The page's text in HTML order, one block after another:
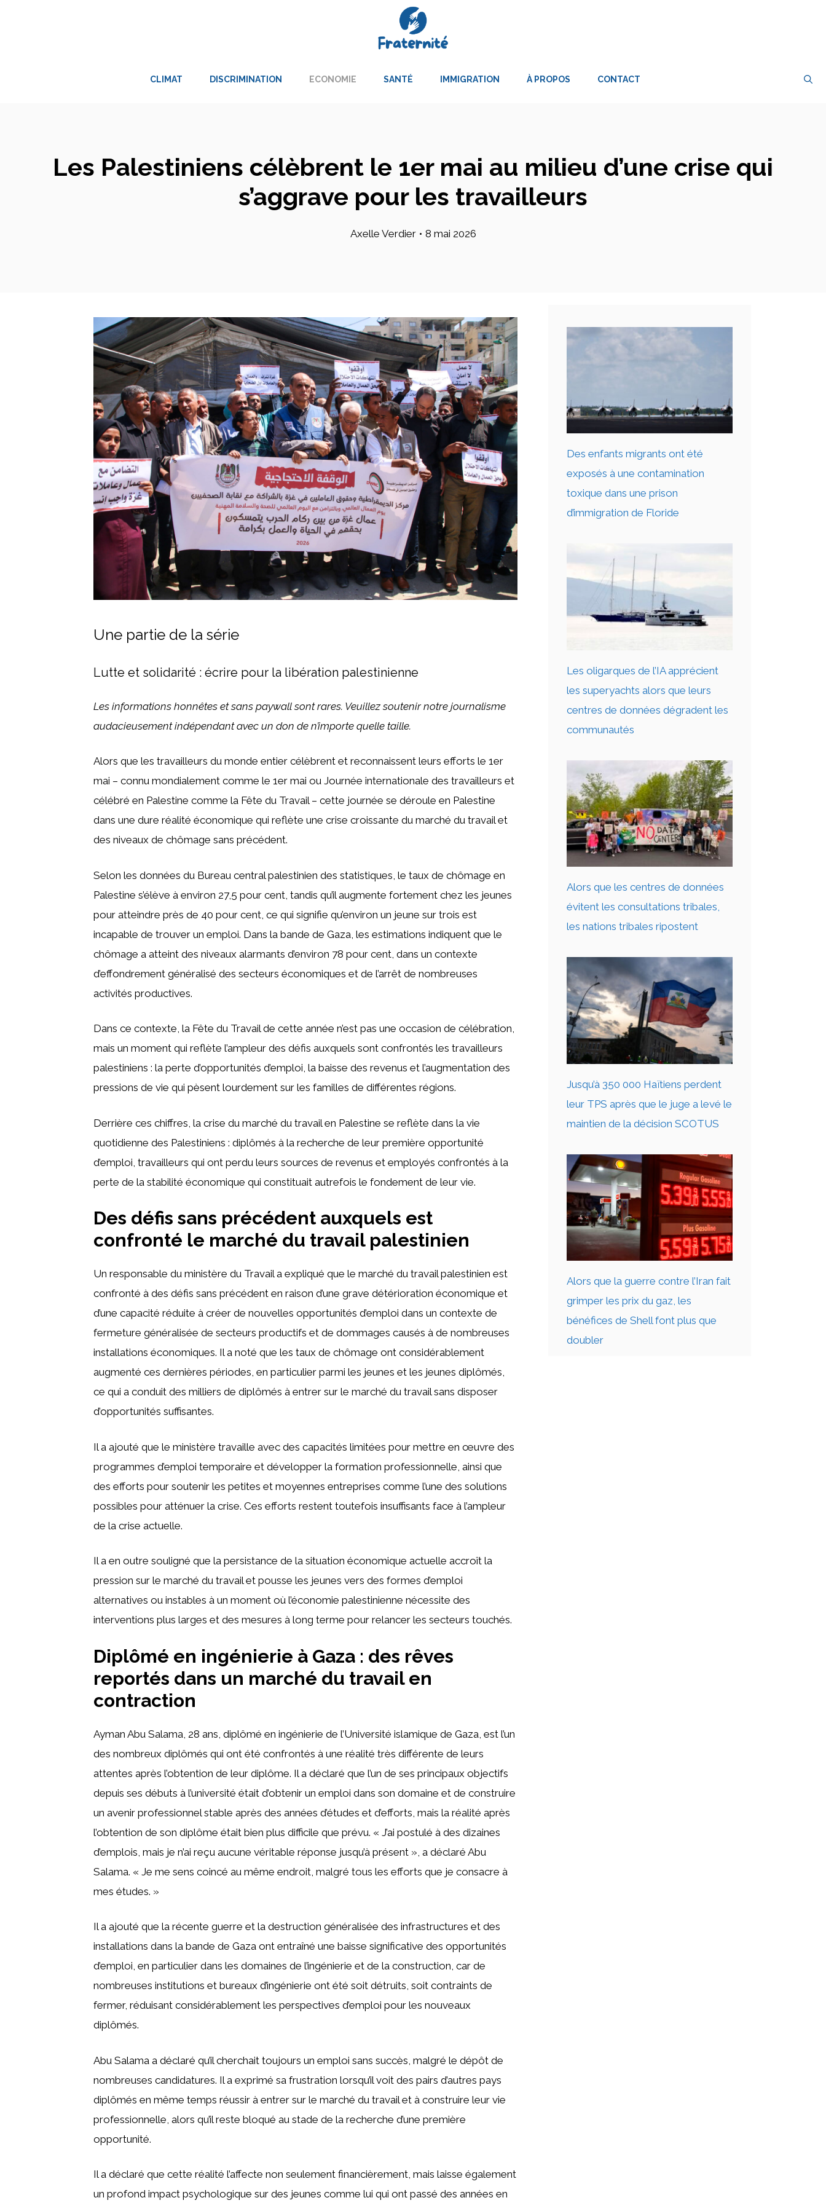
CLIMAT DISCRIMINATION ECONOMIE SANTÉ IMMIGRATION À PROPOS CONTACT
Les Palestiniens célèbrent le 1er mai au milieu d’une crise qui
s’aggrave pour les travailleurs
Axelle Verdier • 8 mai 2026
Une partie de la série
Lutte et solidarité : écrire pour la libération palestinienne
Les informations honnêtes et sans paywall sont rares. Veuillez soutenir notre journalisme
audacieusement indépendant avec un don de n’importe quelle taille.
Alors que les travailleurs du monde entier célèbrent et reconnaissent leurs efforts le 1er
mai – connu mondialement comme le 1er mai ou Journée internationale des travailleurs et
célébré en Palestine comme la Fête du Travail – cette journée se déroule en Palestine
dans une dure réalité économique qui reflète une crise croissante du marché du travail et
des niveaux de chômage sans précédent.
Selon les données du Bureau central palestinien des statistiques, le taux de chômage en
Palestine s’élève à environ 27,5 pour cent, tandis qu’il augmente fortement chez les jeunes
pour atteindre près de 40 pour cent, ce qui signifie qu’environ un jeune sur trois est
incapable de trouver un emploi. Dans la bande de Gaza, les estimations indiquent que le
chômage a atteint des niveaux alarmants d’environ 78 pour cent, dans un contexte
d’effondrement généralisé des secteurs économiques et de l’arrêt de nombreuses
activités productives.
Dans ce contexte, la Fête du Travail de cette année n’est pas une occasion de célébration,
mais un moment qui reflète l’ampleur des défis auxquels sont confrontés les travailleurs
palestiniens : la perte d’opportunités d’emploi, la baisse des revenus et l’augmentation des
pressions de vie qui pèsent lourdement sur les familles de différentes régions.
Derrière ces chiffres, la crise du marché du travail en Palestine se reflète dans la vie
quotidienne des Palestiniens : diplômés à la recherche de leur première opportunité
d’emploi, travailleurs qui ont perdu leurs sources de revenus et employés confrontés à la
perte de la stabilité économique qui constituait autrefois le fondement de leur vie.
Des défis sans précédent auxquels est
confronté le marché du travail palestinien
Un responsable du ministère du Travail a expliqué que le marché du travail palestinien est
confronté à des défis sans précédent en raison d’une grave détérioration économique et
d’une capacité réduite à créer de nouvelles opportunités d’emploi dans un contexte de
fermeture généralisée de secteurs productifs et de dommages causés à de nombreuses
installations économiques. Il a noté que les taux de chômage ont considérablement
augmenté ces dernières périodes, en particulier parmi les jeunes et les jeunes diplômés,
ce qui a conduit des milliers de diplômés à entrer sur le marché du travail sans disposer
d’opportunités suffisantes.
Il a ajouté que le ministère travaille avec des capacités limitées pour mettre en œuvre des
programmes d’emploi temporaire et développer la formation professionnelle, ainsi que
des efforts pour soutenir les petites et moyennes entreprises comme l’une des solutions
possibles pour atténuer la crise. Ces efforts restent toutefois insuffisants face à l’ampleur
de la crise actuelle.
Il a en outre souligné que la persistance de la situation économique actuelle accroît la
pression sur le marché du travail et pousse les jeunes vers des formes d’emploi
alternatives ou instables à un moment où l’économie palestinienne nécessite des
interventions plus larges et des mesures à long terme pour relancer les secteurs touchés.
Diplômé en ingénierie à Gaza : des rêves
reportés dans un marché du travail en
contraction
Ayman Abu Salama, 28 ans, diplômé en ingénierie de l’Université islamique de Gaza, est l’un
des nombreux diplômés qui ont été confrontés à une réalité très différente de leurs
attentes après l’obtention de leur diplôme. Il a déclaré que l’un de ses principaux objectifs
depuis ses débuts à l’université était d’obtenir un emploi dans son domaine et de construire
un avenir professionnel stable après des années d’études et d’efforts, mais la réalité après
l’obtention de son diplôme était bien plus difficile que prévu. « J’ai postulé à des dizaines
d’emplois, mais je n’ai reçu aucune véritable réponse jusqu’à présent », a déclaré Abu
Salama. « Je me sens coincé au même endroit, malgré tous les efforts que je consacre à
mes études. »
Il a ajouté que la récente guerre et la destruction généralisée des infrastructures et des
installations dans la bande de Gaza ont entraîné une baisse significative des opportunités
d’emploi, en particulier dans les domaines de l’ingénierie et de la construction, car de
nombreuses institutions et bureaux d’ingénierie ont été soit détruits, soit contraints de
fermer, réduisant considérablement les perspectives d’emploi pour les nouveaux
diplômés.
Abu Salama a déclaré qu’il cherchait toujours un emploi sans succès, malgré le dépôt de
nombreuses candidatures. Il a exprimé sa frustration lorsqu’il voit des pairs d’autres pays
diplômés en même temps réussir à entrer sur le marché du travail et à construire leur vie
professionnelle, alors qu’il reste bloqué au stade de la recherche d’une première
opportunité.
Il a déclaré que cette réalité l’affecte non seulement financièrement, mais laisse également
un profond impact psychologique sur des jeunes comme lui qui ont passé des années en
Des enfants migrants ont été
exposés à une contamination
toxique dans une prison
d’immigration de Floride
Les oligarques de l’IA apprécient
les superyachts alors que leurs
centres de données dégradent les
communautés
Alors que les centres de données
évitent les consultations tribales,
les nations tribales ripostent
Jusqu’à 350 000 Haïtiens perdent
leur TPS après que le juge a levé le
maintien de la décision SCOTUS
Alors que la guerre contre l’Iran fait
grimper les prix du gaz, les
bénéfices de Shell font plus que
doubler